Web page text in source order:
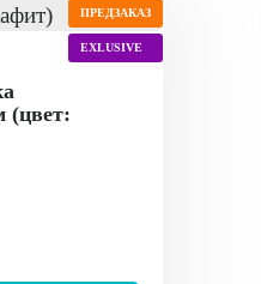
ПРЕДЗАКАЗ
EXLUSIVE
(цвет: